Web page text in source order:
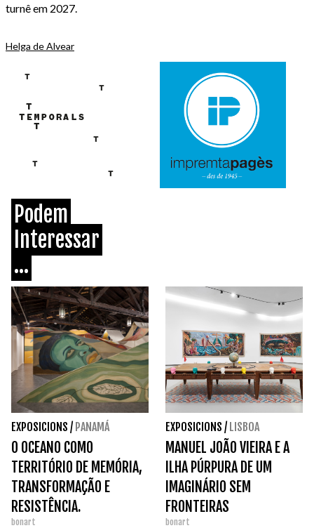
turnê em 2027.
Helga de Alvear
Podem
Interessar
...
EXPOSICIONS / PANAMÁ
O OCEANO COMO
TERRITÓRIO DE MEMÓRIA,
TRANSFORMAÇÃO E
RESISTÊNCIA.
bonart
EXPOSICIONS / LISBOA
MANUEL JOÃO VIEIRA E A
ILHA PÚRPURA DE UM
IMAGINÁRIO SEM
FRONTEIRAS
bonart